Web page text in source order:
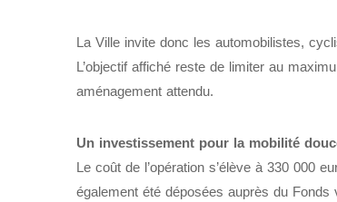
La Ville invite donc les automobilistes,
L’objectif affiché reste de limiter au
aménagement attendu.
Un investissement pour la mobilité
Le coût de l’opération s’élève à 330 000
également été déposées auprès du